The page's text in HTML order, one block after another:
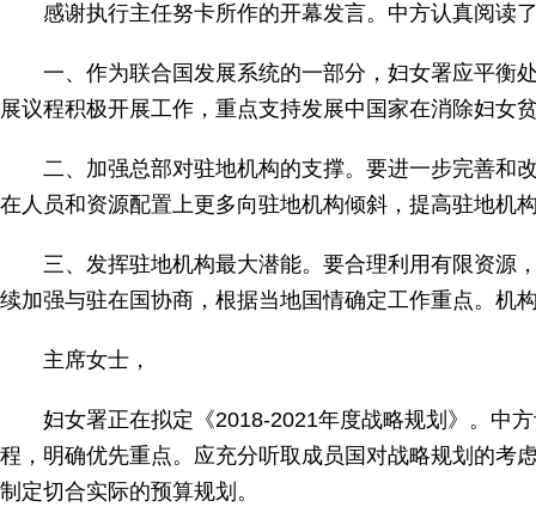
感谢执行主任努卡所作的开幕发言。中方认真阅读了
一、作为联合国发展系统的一部分，妇女署应平衡处
展议程积极开展工作，重点支持发展中国家在消除妇女
二、加强总部对驻地机构的支撑。要进一步完善和改
在人员和资源配置上更多向驻地机构倾斜，提高驻地机
三、发挥驻地机构最大潜能。要合理利用有限资源，
续加强与驻在国协商，根据当地国情确定工作重点。机
主席女士，
妇女署正在拟定《2018-2021年度战略规划》。中方
程，明确优先重点。应充分听取成员国对战略规划的考
制定切合实际的预算规划。